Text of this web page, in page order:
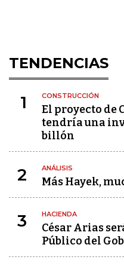
TENDENCIAS
1 CONSTRUCCIÓN
El proyecto de
tendría una
billón
2 ANÁLISIS
Más Hayek,
3 HACIENDA
César Arias
Público del